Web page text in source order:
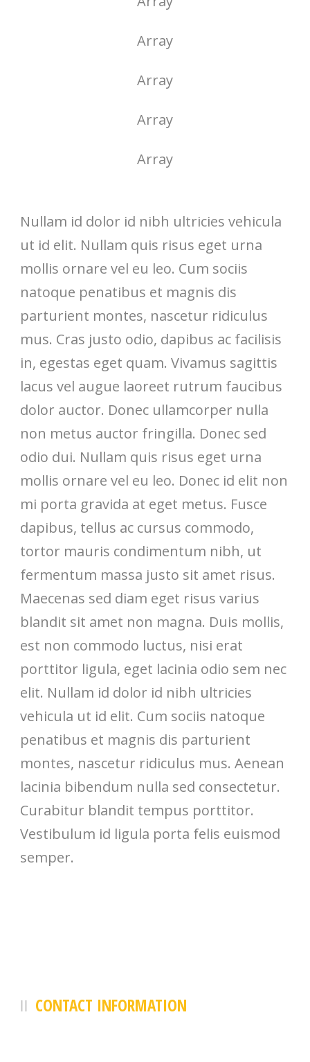
Array
Array
Array
Array
Nullam id dolor id nibh ultricies vehicula
ut id elit. Nullam quis risus eget urna
mollis ornare vel eu leo. Cum sociis
natoque penatibus et magnis dis
parturient montes, nascetur ridiculus
mus. Cras justo odio, dapibus ac facilisis
in, egestas eget quam. Vivamus sagittis
lacus vel augue laoreet rutrum faucibus
dolor auctor. Donec ullamcorper nulla
non metus auctor fringilla. Donec sed
odio dui. Nullam quis risus eget urna
mollis ornare vel eu leo. Donec id elit non
mi porta gravida at eget metus. Fusce
dapibus, tellus ac cursus commodo,
tortor mauris condimentum nibh, ut
fermentum massa justo sit amet risus.
Maecenas sed diam eget risus varius
blandit sit amet non magna. Duis mollis,
est non commodo luctus, nisi erat
porttitor ligula, eget lacinia odio sem nec
elit. Nullam id dolor id nibh ultricies
vehicula ut id elit. Cum sociis natoque
penatibus et magnis dis parturient
montes, nascetur ridiculus mus. Aenean
lacinia bibendum nulla sed consectetur.
Curabitur blandit tempus porttitor.
Vestibulum id ligula porta felis euismod
semper.
CONTACT INFORMATION